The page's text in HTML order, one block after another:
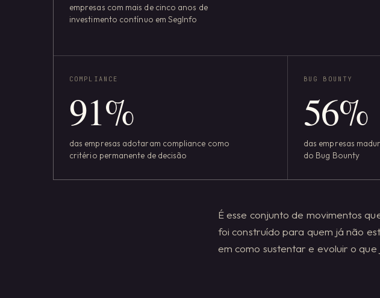
empresas com mais de cinco anos de
investimento contínuo em SegInfo
COMPLIANCE
91%
das empresas adotaram compliance como
critério permanente de decisão
BUG BOUNTY
56%
das empresas
do Bug Bounty
É esse conjunto de movimentos
foi construído para quem já não
em como sustentar e evoluir o